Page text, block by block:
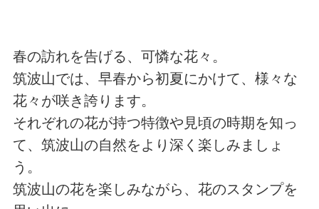
春の訪れを告げる、可憐な花々。
筑波山では、早春から初夏にかけて、様々な
花々が咲き誇ります。
それぞれの花が持つ特徴や見頃の時期を知っ
て、筑波山の自然をより深く楽しみましょ
う。
筑波山の花を楽しみながら、花のスタンプを